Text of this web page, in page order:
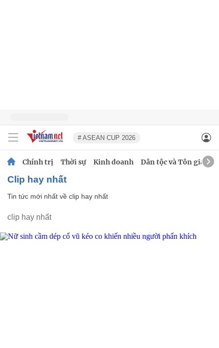
# ASEAN CUP 2026
Chính trị Thời sự Kinh doanh Dân tộc và Tôn giáo
clip hay nhất
Tin tức mới nhất về clip hay nhất
clip hay nhất